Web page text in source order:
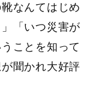
なんてはじめ
「いつ災害が
ことを知って
聞かれ大好評